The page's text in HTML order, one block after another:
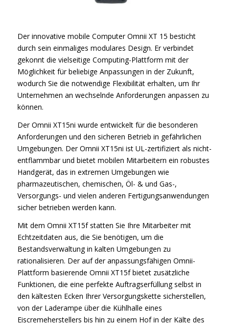
Der innovative mobile Computer Omnii XT 15 besticht
durch sein einmaliges modulares Design. Er verbindet
gekonnt die vielseitige Computing-Plattform mit der
Möglichkeit für beliebige Anpassungen in der Zukunft,
wodurch Sie die notwendige Flexibilität erhalten, um Ihr
Unternehmen an wechselnde Anforderungen anpassen zu
können.
Der Omnii XT15ni wurde entwickelt für die besonderen
Anforderungen und den sicheren Betrieb in gefährlichen
Umgebungen. Der Omnii XT15ni ist UL-zertifiziert als nicht-
entflammbar und bietet mobilen Mitarbeitern ein robustes
Handgerät, das in extremen Umgebungen wie
pharmazeutischen, chemischen, Öl- & und Gas-,
Versorgungs- und vielen anderen Fertigungsanwendungen
sicher betrieben werden kann.
Mit dem Omnii XT15f statten Sie Ihre Mitarbeiter mit
Echtzeitdaten aus, die Sie benötigen, um die
Bestandsverwaltung in kalten Umgebungen zu
rationalisieren. Der auf der anpassungsfähigen Omnii-
Plattform basierende Omnii XT15f bietet zusätzliche
Funktionen, die eine perfekte Auftragserfüllung selbst in
den kältesten Ecken Ihrer Versorgungskette sicherstellen,
von der Laderampe über die Kühlhalle eines
Eiscremeherstellers bis hin zu einem Hof in der Kälte des